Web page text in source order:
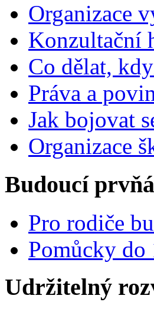
Organizace
Konzultační
Co dělat,
Práva a
Jak bojovat
Organizace
Budoucí
Pro rodiče
Pomůcky
Udržitelný